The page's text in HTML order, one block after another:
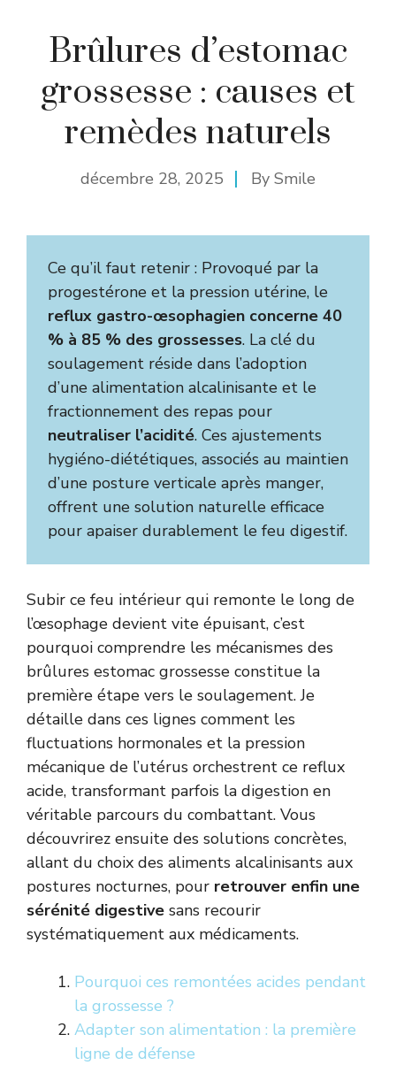
Brûlures d’estomac
grossesse : causes et
remèdes naturels
décembre 28, 2025 By Smile
Ce qu’il faut retenir : Provoqué par la
progestérone et la pression utérine, le
reflux gastro-œsophagien concerne 40
% à 85 % des grossesses. La clé du
soulagement réside dans l’adoption
d’une alimentation alcalinisante et le
fractionnement des repas pour
neutraliser l’acidité. Ces ajustements
hygiéno-diététiques, associés au maintien
d’une posture verticale après manger,
offrent une solution naturelle efficace
pour apaiser durablement le feu digestif.
Subir ce feu intérieur qui remonte le long de
l’œsophage devient vite épuisant, c’est
pourquoi comprendre les mécanismes des
brûlures estomac grossesse constitue la
première étape vers le soulagement. Je
détaille dans ces lignes comment les
fluctuations hormonales et la pression
mécanique de l’utérus orchestrent ce reflux
acide, transformant parfois la digestion en
véritable parcours du combattant. Vous
découvrirez ensuite des solutions concrètes,
allant du choix des aliments alcalinisants aux
postures nocturnes, pour retrouver enfin une
sérénité digestive sans recourir
systématiquement aux médicaments.
Pourquoi ces remontées acides pendant
la grossesse ?
Adapter son alimentation : la première
ligne de défense